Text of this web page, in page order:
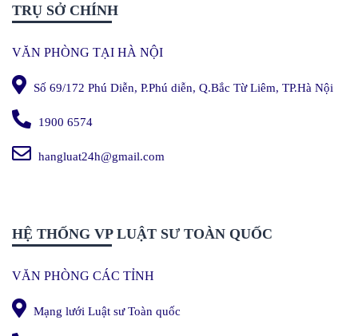
TRỤ SỞ CHÍNH
VĂN PHÒNG TẠI HÀ NỘI
Số 69/172 Phú Diễn, P.Phú diễn, Q.Bắc Từ Liêm, TP.Hà Nội
1900 6574
hangluat24h@gmail.com
HỆ THỐNG VP LUẬT SƯ TOÀN QUỐC
VĂN PHÒNG CÁC TỈNH
Mạng lưới Luật sư Toàn quốc